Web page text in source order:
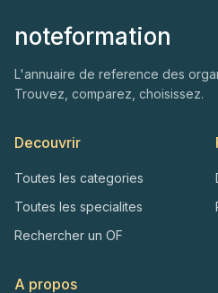
noteformation
L'annuaire de reference des
Trouvez, comparez, choisissez.
Decouvrir
Toutes les categories
Toutes les specialites
Rechercher un OF
A propos